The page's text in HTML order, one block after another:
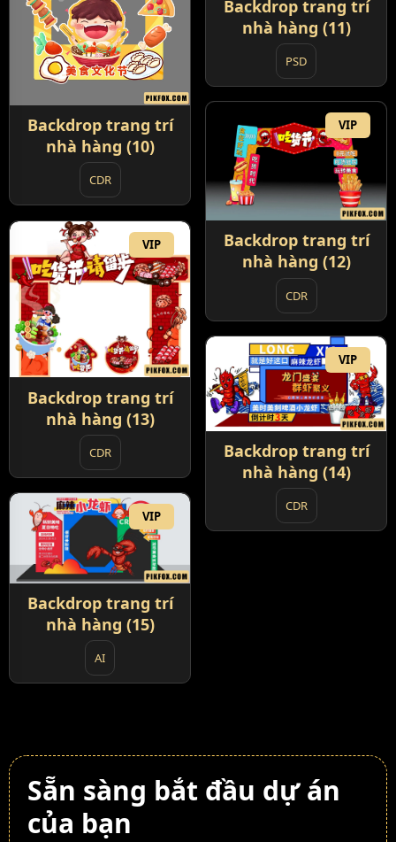
Backdrop trang trí
nhà hàng (10)
CDR
Backdrop trang trí
nhà hàng (11)
PSD
VIP
Backdrop trang trí
nhà hàng (12)
CDR
VIP
Backdrop trang trí
nhà hàng (13)
CDR
VIP
Backdrop trang trí
nhà hàng (14)
CDR
VIP
Backdrop trang trí
nhà hàng (15)
AI
Sẵn sàng bắt đầu dự án
của bạn